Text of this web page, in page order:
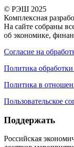
© РЭШ 2025
Комплексная
На сайте собраны
об экономике,
Согласие на
Политика
Политика в
Пользовательское
Поддержать
Российская